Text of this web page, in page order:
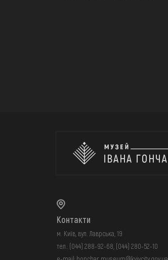
Контакти
м. Київ, вул. Лаврська, 19
тел.: (044) 288-92-68 (044) 280-52-10